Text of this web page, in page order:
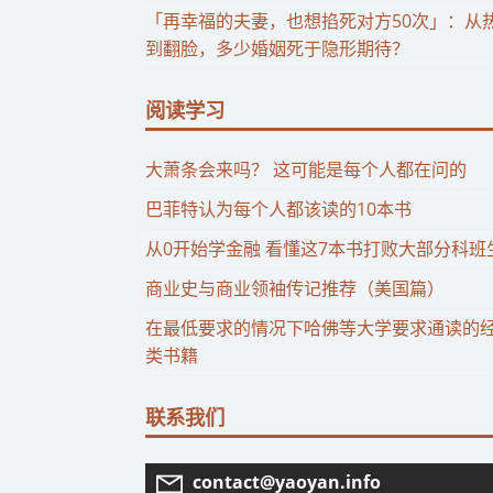
「再幸福的夫妻，也想掐死对方50次」：从
到翻脸，多少婚姻死于隐形期待？
阅读学习
大萧条会来吗？ 这可能是每个人都在问的
巴菲特认为每个人都该读的10本书
从0开始学金融 看懂这7本书打败大部分科班
商业史与商业领袖传记推荐（美国篇）
在最低要求的情况下哈佛等大学要求通读的
类书籍
联系我们
contact@yaoyan.info